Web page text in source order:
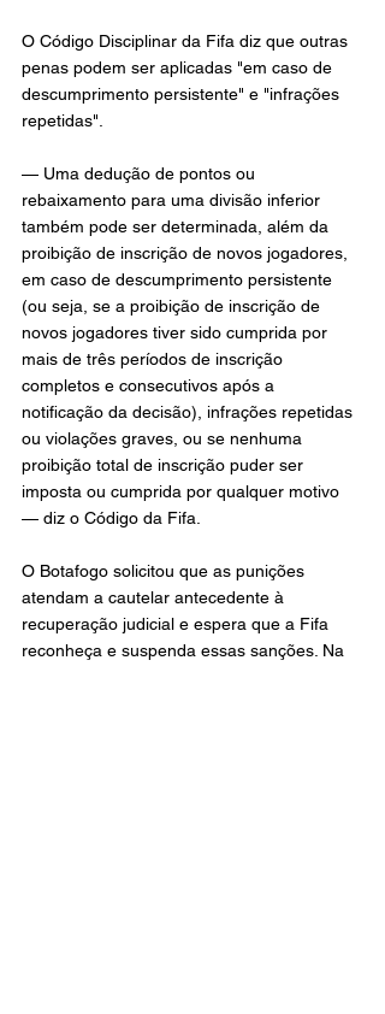
O Código Disciplinar da Fifa diz que outras
penas podem ser aplicadas "em caso de
descumprimento persistente" e "infrações
repetidas".
— Uma dedução de pontos ou
rebaixamento para uma divisão inferior
também pode ser determinada, além da
proibição de inscrição de novos jogadores,
em caso de descumprimento persistente
(ou seja, se a proibição de inscrição de
novos jogadores tiver sido cumprida por
mais de três períodos de inscrição
completos e consecutivos após a
notificação da decisão), infrações repetidas
ou violações graves, ou se nenhuma
proibição total de inscrição puder ser
imposta ou cumprida por qualquer motivo
— diz o Código da Fifa.
O Botafogo solicitou que as punições
atendam a cautelar antecedente à
recuperação judicial e espera que a Fifa
reconheça e suspenda essas sanções. Na